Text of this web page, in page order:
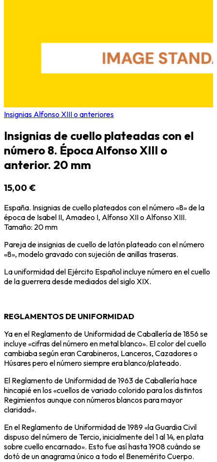
Insignias Alfonso XIII o anteriores
Insignias de cuello plateadas con el
número 8. Época Alfonso XIII o
anterior. 20 mm
15,00 €
España. Insignias de cuello plateados con el número «8» de la
época de Isabel II, Amadeo I, Alfonso XII o Alfonso XIII.
Tamaño: 20 mm
Pareja de insignias de cuello de latón plateado con el número
«8», modelo gravado con sujeción de anillas traseras.
La uniformidad del Ejército Español incluye número en el cuello
de la guerrera desde mediados del siglo XIX.
REGLAMENTOS DE UNIFORMIDAD
Ya en el Reglamento de Uniformidad de Caballería de 1856 se
incluye «cifras del número en metal blanco». El color del cuello
cambiaba según eran Carabineros, Lanceros, Cazadores o
Húsares pero el número siempre era blanco/plateado.
El Reglamento de Uniformidad de 1963 de Caballería hace
hincapié en los «cuellos de variado colorido para los distintos
Regimientos aunque con números blancos para mayor
claridad».
En el Reglamento de Uniformidad de 1989 «la Guardia Civil
dispuso del número de Tercio, inicialmente del 1 al 14, en plata
sobre cuello encarnado». Esto fue así hasta 1908 cuándo se
dotó de un anagrama único a todo el Benemérito Cuerpo.